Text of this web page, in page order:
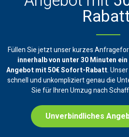
Füllen Sie jetzt unser kurzes
innerhalb von unter 30 Minuten ein
Angebot mit 50€ Sofort-Rabatt.
schnell und unkompliziert genau die
Sie für Ihren Umzug nach
Unverbindliches